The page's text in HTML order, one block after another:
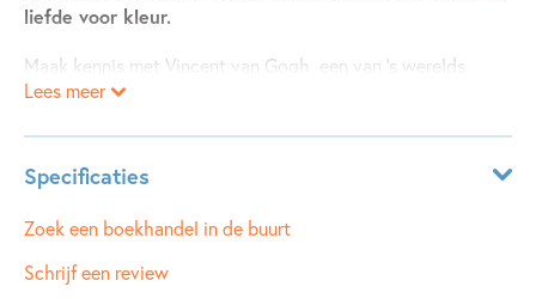
liefde voor kleur.
Maak kennis met Vincent van Gogh, een van 's werelds
bekendste kunstenaars. Leer over zijn leven en duik in
ups! Kunsthistoricus Susie Hodge en illustrator Teresa
Bellón maakten een prachtige pop-upbiografie over deze
bijzondere schilder.
Lees meer
Specificaties
Leeftijdsindicatie: 5 - 99 jaar
ISBN:
9789021687759
Zoek een boekhandel in de buurt
Schrijf een review